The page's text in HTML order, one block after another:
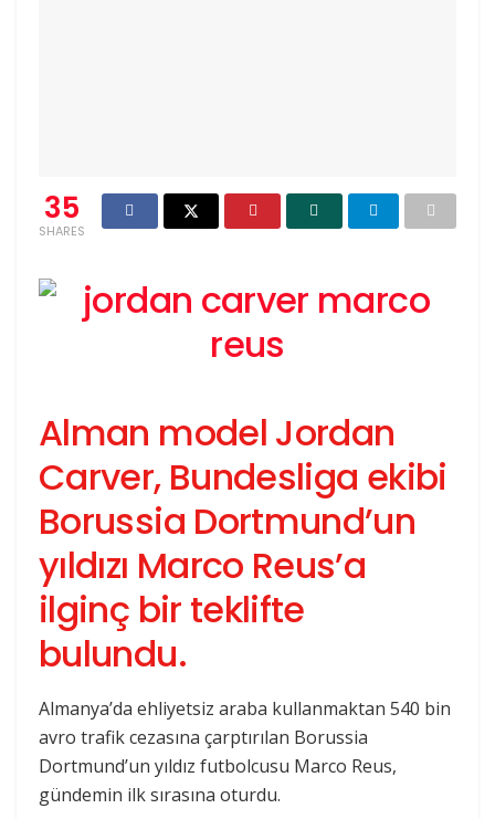
35
SHARES
Alman model Jordan
Carver, Bundesliga ekibi
Borussia Dortmund’un
yıldızı Marco Reus’a
ilginç bir teklifte
bulundu.
Almanya’da ehliyetsiz araba kullanmaktan 540 bin
avro trafik cezasına çarptırılan Borussia
Dortmund’un yıldız futbolcusu Marco Reus,
gündemin ilk sırasına oturdu.